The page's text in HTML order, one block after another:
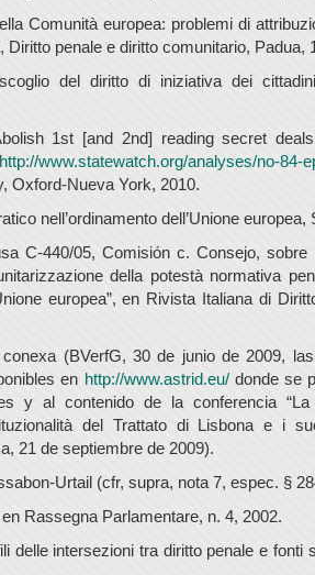
Comunità europea: problemi di
penale e diritto comunitario, Padua,
del diritto di iniziativa dei
1st [and 2nd] reading secret
http://www.statewatch.org/analyses/no-84-
Oxford-Nueva York, 2010.
nell’ordinamento dell’Unione europea,
C-440/05, Comisión c. Consejo,
della potestà normativa
europea”, en Rivista Italiana di
(BVerfG, 30 de junio de 2009,
en http://www.astrid.eu/donde se
y al contenido de la conferencia “La
del Trattato di Lisbona e i
21 de septiembre de 2009).
Urtail (cfr, supra, nota 7, espec. §
Rassegna Parlamentare, n. 4, 2002.
delle intersezioni tra diritto penale e fonti